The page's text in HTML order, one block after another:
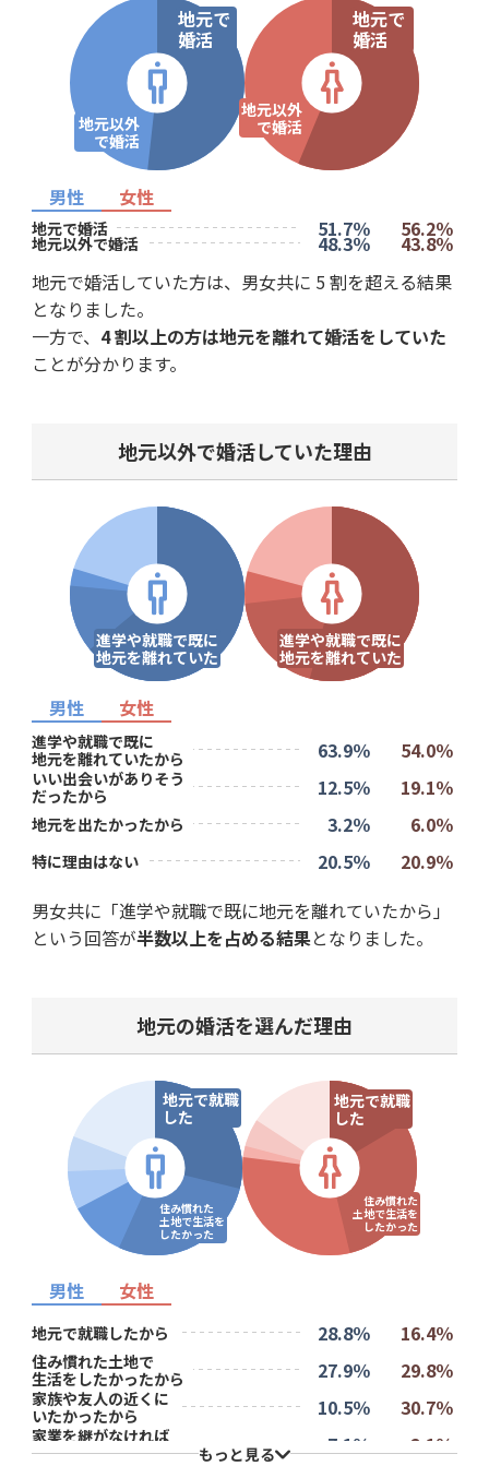
地元で
婚活
地元以外
で婚活
地元で
婚活
地元以外
で婚活
男性 女性
地元で婚活 51.7％ 56.2％
地元以外で婚活 48.3％
43.8％
地元で婚活していた方は、男女共に 5 割を超える結果
となりました。
⼀方で、 4 割以上の方は地元を離れて婚活をしていた
ことが分かります。
地元以外で婚活していた理由
進学や就職で既に
地元を離れていた
進学や就職で既に
地元を離れていた
男性 女性
進学や就職で既に
地元を離れていたから
63.9％ 54.0％
いい出会いがありそう
だったから
12.5％ 19.1％
地元を出たかったから 3.2％ 6.0％
特に理由はない 20.5％
20.9％
男女共に「進学や就職で既に地元を離れていたから」
という回答が半数以上を占める結果となりました。
地元の婚活を選んだ理由
地元で就職
した
住み慣れた
土地で生活を
したかった
地元で就職
した
住み慣れた
土地で生活を
したかった
男性 女性
地元で就職したから 28.8％ 16.4％
住み慣れた土地で
生活をしたかったから
27.9％ 29.8％
家族や友人の近くに
いたかったから
10.5％ 30.7％
家業を継がなければ
ならなかったから
7.1％ 2.1％
もっと見る